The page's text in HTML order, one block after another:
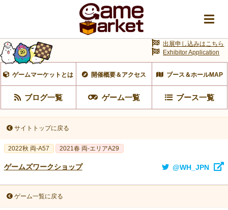
ゲームマーケットとは 開催概要＆アクセス ブース＆ホールMAP
ブログ一覧 ゲーム一覧 ブース一覧
出展申し込みはこちら
Exhibitor Application
サイトトップに戻る
2022秋 両-A57 2021春 両-エリアA29
ゲームズワークショップ @WH_JPN
ゲーム一覧に戻る